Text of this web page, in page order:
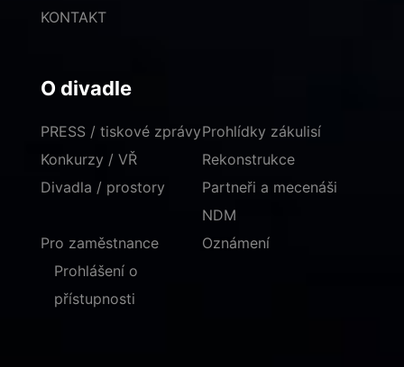
KONTAKT
O divadle
PRESS / tiskové zprávy
Konkurzy / VŘ
Divadla / prostory
Prohlídky zákulisí
Rekonstrukce
Partneři a mecenáši
NDM
Pro zaměstnance
Oznámení
Prohlášení o
přístupnosti